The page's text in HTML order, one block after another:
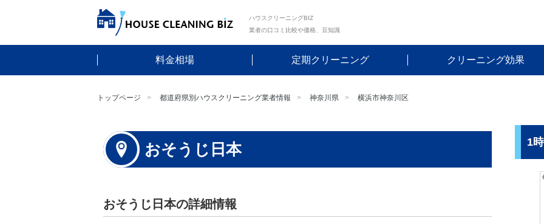
ハウスクリーニングBIZ
業者の口コミ比較や価格、豆知識
料金相場 定期クリーニング クリーニング効果
トップページ 都道府県別ハウスクリーニング業者情報 神奈川県 横浜市神奈川区
おそうじ日本
おそうじ日本の詳細情報
1